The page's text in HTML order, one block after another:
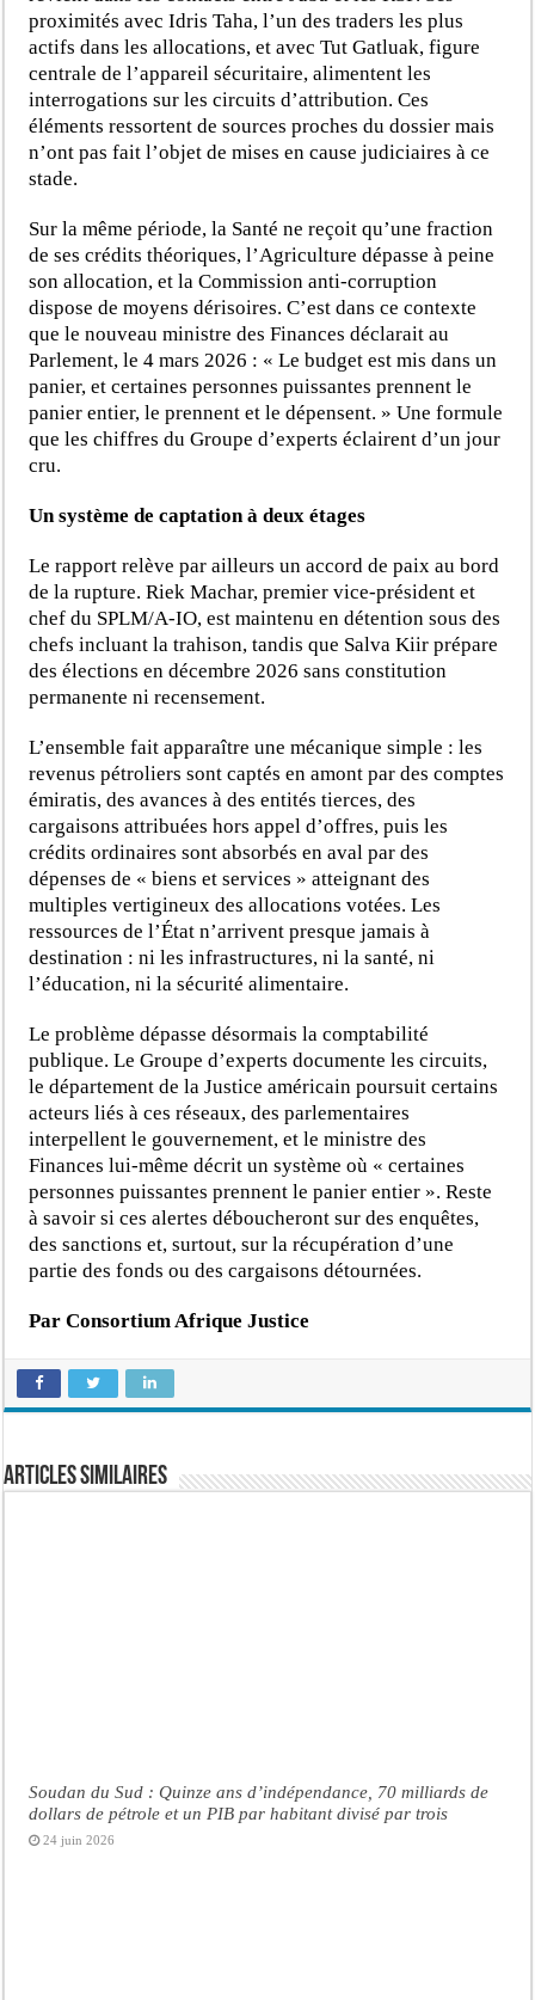
proximités avec Idris Taha, l’un des traders les plus
actifs dans les allocations, et avec Tut Gatluak, figure
centrale de l’appareil sécuritaire, alimentent les
interrogations sur les circuits d’attribution. Ces
éléments ressortent de sources proches du dossier mais
n’ont pas fait l’objet de mises en cause judiciaires à ce
stade.
Sur la même période, la Santé ne reçoit qu’une fraction
de ses crédits théoriques, l’Agriculture dépasse à peine
son allocation, et la Commission anti-corruption
dispose de moyens dérisoires. C’est dans ce contexte
que le nouveau ministre des Finances déclarait au
Parlement, le 4 mars 2026 : « Le budget est mis dans un
panier, et certaines personnes puissantes prennent le
panier entier, le prennent et le dépensent. » Une formule
que les chiffres du Groupe d’experts éclairent d’un jour
cru.
Un système de captation à deux étages
Le rapport relève par ailleurs un accord de paix au bord
de la rupture. Riek Machar, premier vice-président et
chef du SPLM/A-IO, est maintenu en détention sous des
chefs incluant la trahison, tandis que Salva Kiir prépare
des élections en décembre 2026 sans constitution
permanente ni recensement.
L’ensemble fait apparaître une mécanique simple : les
revenus pétroliers sont captés en amont par des comptes
émiratis, des avances à des entités tierces, des
cargaisons attribuées hors appel d’offres, puis les
crédits ordinaires sont absorbés en aval par des
dépenses de « biens et services » atteignant des
multiples vertigineux des allocations votées. Les
ressources de l’État n’arrivent presque jamais à
destination : ni les infrastructures, ni la santé, ni
l’éducation, ni la sécurité alimentaire.
Le problème dépasse désormais la comptabilité
publique. Le Groupe d’experts documente les circuits,
le département de la Justice américain poursuit certains
acteurs liés à ces réseaux, des parlementaires
interpellent le gouvernement, et le ministre des
Finances lui-même décrit un système où « certaines
personnes puissantes prennent le panier entier ». Reste
à savoir si ces alertes déboucheront sur des enquêtes,
des sanctions et, surtout, sur la récupération d’une
partie des fonds ou des cargaisons détournées.
Par Consortium Afrique Justice
Articles similaires
Soudan du Sud : Quinze ans d’indépendance, 70 milliards de
dollars de pétrole et un PIB par habitant divisé par trois
24 juin 2026